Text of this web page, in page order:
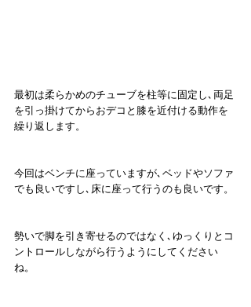
最初は柔らかめのチューブを柱等に固定し､両足
を引っ掛けてからおデコと膝を近付ける動作を
繰り返します。
今回はベンチに座っていますが､ベッドやソファ
でも良いですし､床に座って行うのも良いです。
勢いで脚を引き寄せるのではなく､ゆっくりとコ
ントロールしながら行うようにしてください
ね。